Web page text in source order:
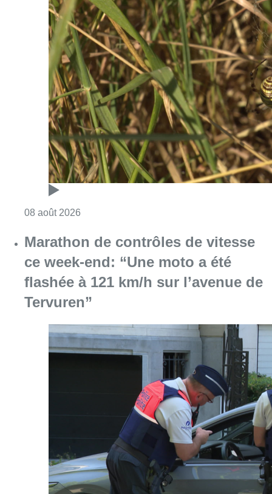
08 août 2026Consulter l'article "Au Moeraske, Bart
Marathon de contrôles de vitesse
ce week-end: “Une moto a été
flashée à 121 km/h sur l’avenue de
Tervuren”
Consulter l'article "Marathon de contrôles
L’Union Saint-Gilloise attire
Bertram Kvist, milieu danois de 21
ans qui renforce les U23